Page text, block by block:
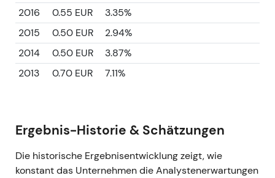
2016
0.55 EUR
3.35%
2015
0.50 EUR
2.94%
2014
0.50 EUR
3.87%
2013
0.70 EUR 7.11%
Ergebnis-Historie & Schätzungen
Die historische Ergebnisentwicklung zeigt, wie
konstant das Unternehmen die Analystenerwartungen